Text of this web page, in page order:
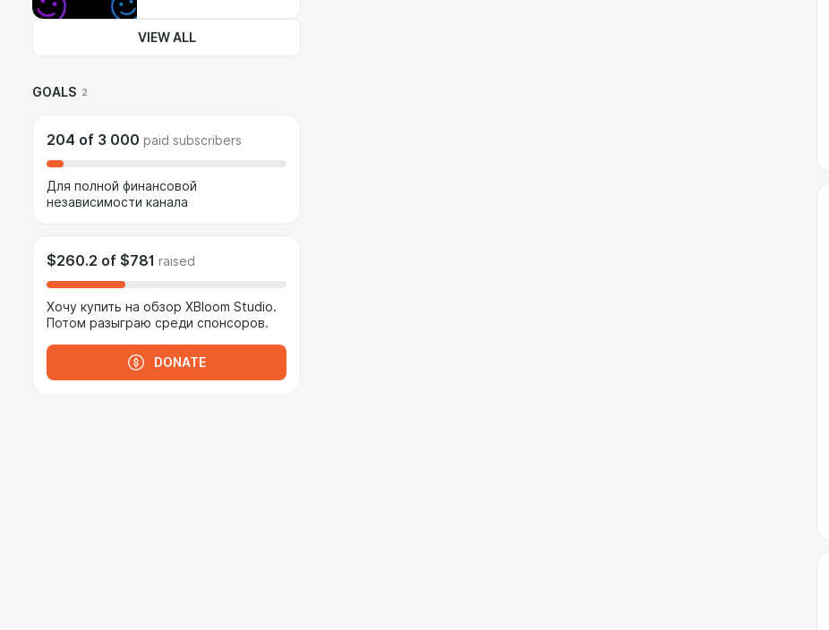
VIEW ALL
GOALS 2
204 of 3 000 paid subscribers
Для полной финансовой
независимости канала
$260.2 of $781 raised
Хочу купить на обзор XBloom Studio.
Потом разыграю среди спонсоров.
DONATE